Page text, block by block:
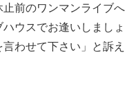
前のワンマンライブへ
ウスでお逢いしましょ
わせて下さい」と訴え